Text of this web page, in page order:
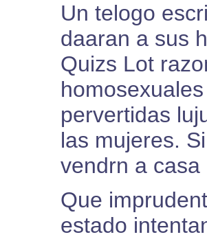
Un telogo
daaran a sus
Quizs Lot
pervertidas
las mujeres.
vendrn a
Que
estado